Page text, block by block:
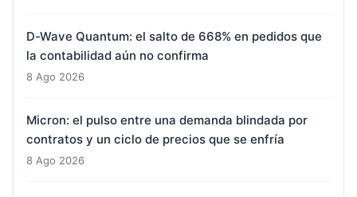
D-Wave Quantum: el salto de 668% en pedidos que
la contabilidad aún no confirma
8 Ago 2026
Micron: el pulso entre una demanda blindada por
contratos y un ciclo de precios que se enfría
8 Ago 2026